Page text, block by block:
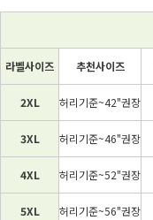
라벨사이즈 추천사이즈
2XL 허리기준~42"권장
3XL 허리기준~46"권장
4XL 허리기준~52"권장
5XL 허리기준~56"권장